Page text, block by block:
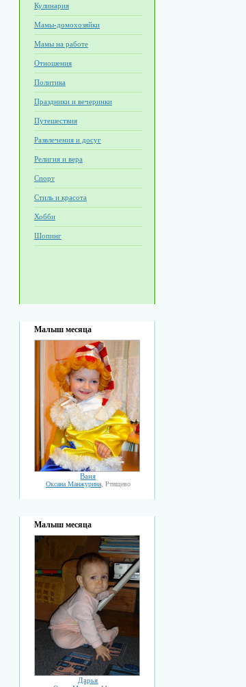
Кулинария
Мамы-домохозяйки
Мамы на работе
Отношения
Политика
Праздники и вечеринки
Путешествия
Развлечения и досуг
Религия и вера
Спорт
Стиль и красота
Хобби
Шопинг
Малыш месяца
Ваня
Оксана Манжурина, Ртищево
Малыш месяца
Дарья